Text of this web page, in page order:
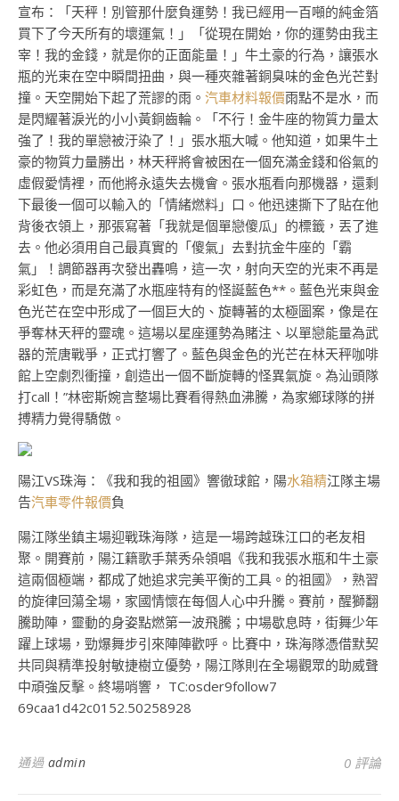
宣布：「天秤！別管那什麼負運勢！我已經用一百噸的純金箔
買下了今天所有的壞運氣！」「從現在開始，你的運勢由我主
宰！我的金錢，就是你的正面能量！」牛土豪的行為，讓張水
瓶的光束在空中瞬間扭曲，與一種夾雜著銅臭味的金色光芒對
撞。天空開始下起了荒謬的雨。 汽車材料報價雨點不是水，而
是閃耀著淚光的小小黃銅齒輪。「不行！金牛座的物質力量太
強了！我的單戀被汙染了！」張水瓶大喊。他知道，如果牛土
豪的物質力量勝出，林天秤將會被困在一個充滿金錢和俗氣的
虛假愛情裡，而他將永遠失去機會。張水瓶看向那機器，還剩
下最後一個可以輸入的「情緒燃料」口。他迅速撕下了貼在他
背後衣領上，那張寫著「我就是個單戀傻瓜」的標籤，丟了進
去。他必須用自己最真實的「傻氣」去對抗金牛座的「霸
氣」！調節器再次發出轟鳴，這一次，射向天空的光束不再是
彩虹色，而是充滿了水瓶座特有的怪誕藍色**。藍色光束與金
色光芒在空中形成了一個巨大的、旋轉著的太極圖案，像是在
爭奪林天秤的靈魂。這場以星座運勢為賭注、以單戀能量為武
器的荒唐戰爭，正式打響了。藍色與金色的光芒在林天秤咖啡
館上空劇烈衝撞，創造出一個不斷旋轉的怪異氣旋。為汕頭隊
打call！”林密斯婉言整場比賽看得熱血沸騰，為家鄉球隊的拼
搏精力覺得驕傲。
陽江VS珠海：《我和我的祖國》響徹球館，陽水箱精江隊主場
告汽車零件報價負
陽江隊坐鎮主場迎戰珠海隊，這是一場跨越珠江口的老友相
聚。開賽前，陽江籍歌手葉秀朵領唱《我和我張水瓶和牛土豪
這兩個極端，都成了她追求完美平衡的工具。的祖國》，熟習
的旋律回蕩全場，家國情懷在每個人心中升騰。賽前，醒獅翻
騰助陣，靈動的身姿點燃第一波飛騰；中場歇息時，街舞少年
躍上球場，勁爆舞步引來陣陣歡呼。比賽中，珠海隊憑借默契
共同與精準投射敏捷樹立優勢，陽江隊則在全場觀眾的助威聲
中頑強反擊。終場哨響， TC:osder9follow7
69caa1d42c0152.50258928
通過 admin 0 評論